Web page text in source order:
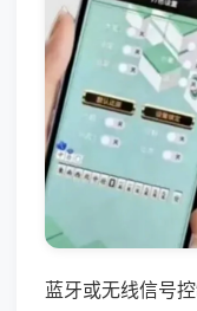
蓝牙或无线信号